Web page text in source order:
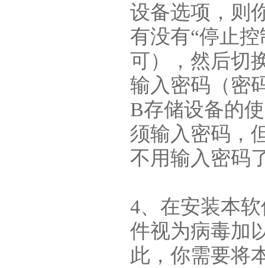
设备选项，则
有没有“停止
可），然后切
输入密码（密
B存储设备的
须输入密码，
不用输入密码
4、在安装本
件视为病毒加
此，你需要将